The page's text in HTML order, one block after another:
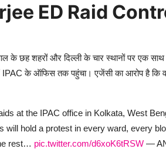
ED Raid
के छह शहरों और दिल्ली के चार स्थानों पर एक साथ
IPAC के ऑफिस तक पहुंचा। एजेंसी का आरोप है
at the IPAC office in Kolkata, West
will hold a protest in every ward, every
rest… pic.twitter.com/d6xoK6tRSW —